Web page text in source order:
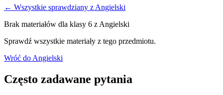
← Wszystkie sprawdziany z Angielski
Brak materiałów dla klasy 6 z Angielski
Sprawdź wszystkie materiały z tego przedmiotu.
Wróć do Angielski
Często zadawane pytania